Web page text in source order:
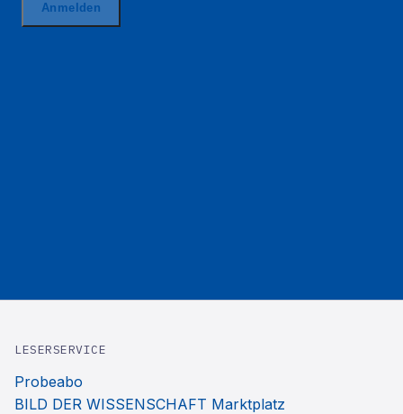
LESERSERVICE
Probeabo
BILD DER WISSENSCHAFT Marktplatz